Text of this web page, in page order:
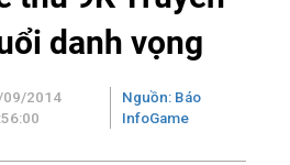
danh vọng
09/2014
Nguồn: Báo
InfoGame